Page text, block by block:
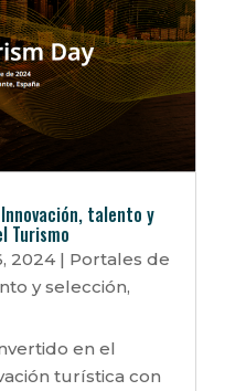
talento y
Turismo
2024| Portales de
y selección,
en el
turística con